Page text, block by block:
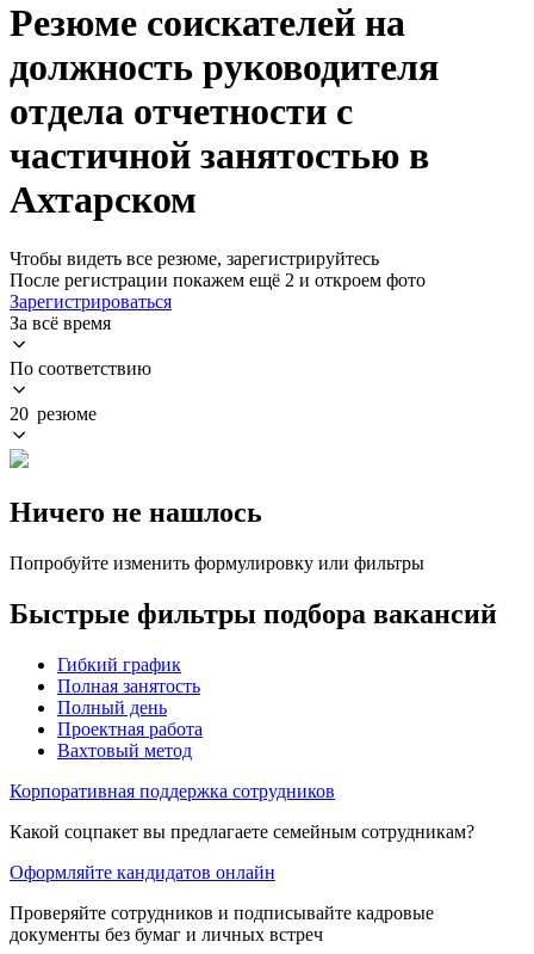
Резюме соискателей на
должность руководителя
отдела отчетности с
частичной занятостью в
Ахтарском
Чтобы видеть все резюме, зарегистрируйтесь
После регистрации покажем ещё 2 и откроем фото
Зарегистрироваться
За всё время
По соответствию
20 резюме
Ничего не нашлось
Попробуйте изменить формулировку или фильтры
Быстрые фильтры подбора вакансий
Гибкий график
Полная занятость
Полный день
Проектная работа
Вахтовый метод
Корпоративная поддержка сотрудников
Какой соцпакет вы предлагаете семейным сотрудникам?
Оформляйте кандидатов онлайн
Проверяйте сотрудников и подписывайте кадровые
документы без бумаг и личных встреч